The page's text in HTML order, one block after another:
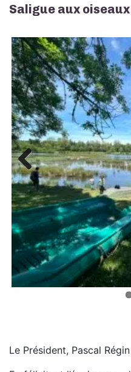
Saligue aux oiseaux
Previous
Le Président, Pascal